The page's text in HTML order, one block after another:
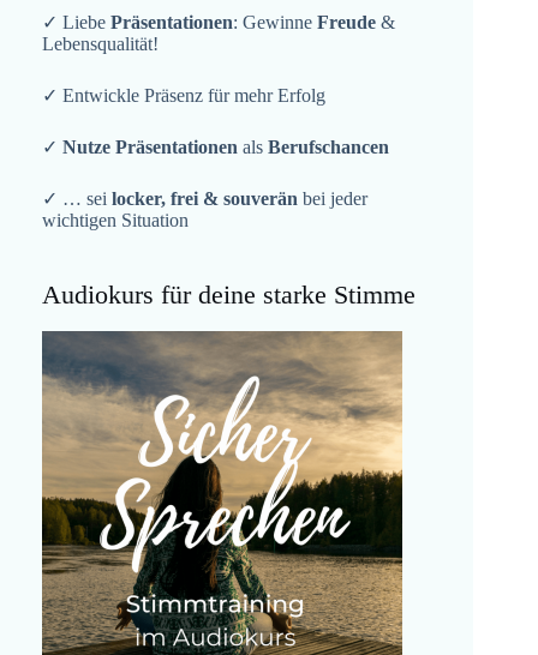
✓ Liebe Präsentationen: Gewinne Freude &
Lebensqualität!
✓ Entwickle Präsenz für mehr Erfolg
✓ Nutze Präsentationen als Berufschancen
✓ … sei locker, frei & souverän bei jeder
wichtigen Situation
Audiokurs für deine starke Stimme